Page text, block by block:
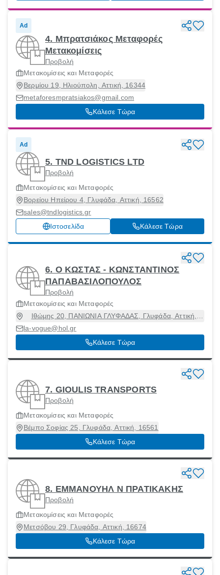
Ad
4. Μπρατσιάκος Μεταφορές
Μετακομίσεις
Προβολή
Μετακομίσεις και Μεταφορές
Βερμίου 19, Ηλιούπολη, Αττική, 16344
metaforesmpratsiakos@gmail.com
Κάλεσε Τώρα
Ad
5. TND LOGISTICS LTD
Προβολή
Μετακομίσεις και Μεταφορές
Βορείου Ηπείρου 4, Γλυφάδα, Αττική, 16562
sales@tndlogistics.gr
Ιστοσελίδα
Κάλεσε Τώρα
6. Ο ΚΩΣΤΑΣ - ΚΩΝΣΤΑΝΤΙΝΟΣ
ΠΑΠΑΒΑΣΙΛΟΠΟΥΛΟΣ
Προβολή
Μετακομίσεις και Μεταφορές
Ιθώμης 20, ΠΑΝΙΩΝΙΑ ΓΛΥΦΑΔΑΣ, Γλυφάδα, Αττική,
la-vogue@hol.gr
Κάλεσε Τώρα
7. GIOULIS TRANSPORTS
Προβολή
Μετακομίσεις και Μεταφορές
Βέμπο Σοφίας 25, Γλυφάδα, Αττική, 16561
Κάλεσε Τώρα
8. ΕΜΜΑΝΟΥΗΛ Ν ΠΡΑΤΙΚΑΚΗΣ
Προβολή
Μετακομίσεις και Μεταφορές
Μετσόβου 29, Γλυφάδα, Αττική, 16674
Κάλεσε Τώρα